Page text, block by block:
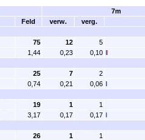
7m
Feld verw. verg.
75 12 5
1,44 0,23 0,10
25 7 2
0,74 0,21 0,06
19 1 1
3,17 0,17 0,17
26 1 1